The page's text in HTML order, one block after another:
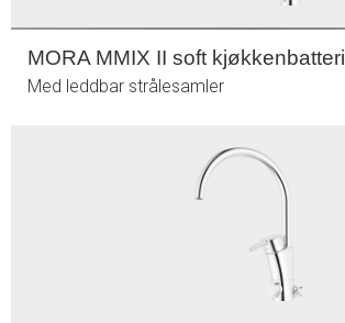
MORA MMIX II soft kjøkkenbatteri
Med leddbar strålesamler